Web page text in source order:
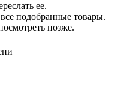
ее.
подобранные товары.
позже.